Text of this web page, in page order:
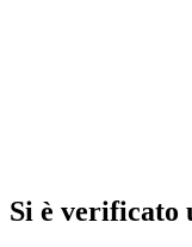
Si è verificato